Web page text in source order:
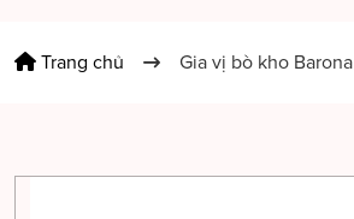
Trang chủ Gia vị bò kho Barona